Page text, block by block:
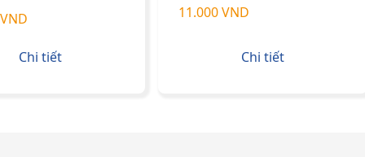
Chi tiết
11.000 VND
Chi tiết